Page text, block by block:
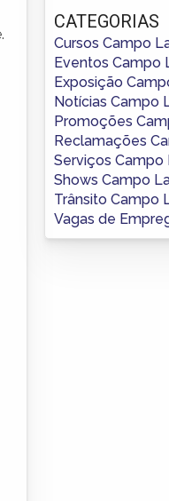
CATEGORIAS
Cursos Campo
Eventos Campo
Exposição
Notícias Campo
Promoções
Reclamações
Serviços Campo
Shows Campo
Trânsito Campo
Vagas de